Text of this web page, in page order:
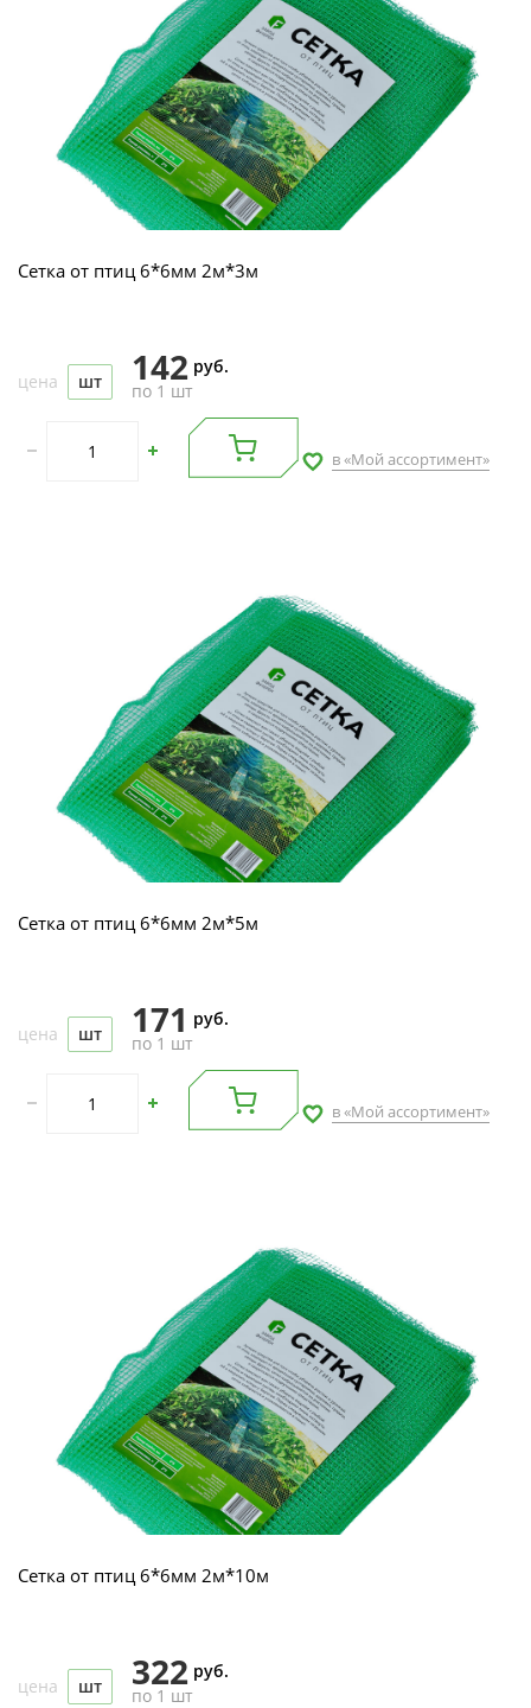
Сетка от птиц 6*6мм 2м*3м
цена шт 142 руб.
по 1 шт
в «Мой ассортимент»
Сетка от птиц 6*6мм 2м*5м
цена шт 171 руб.
по 1 шт
в «Мой ассортимент»
Сетка от птиц 6*6мм 2м*10м
цена шт 322 руб.
по 1 шт